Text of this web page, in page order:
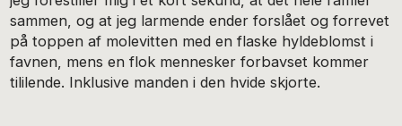
sammen, og at jeg larmende ender forslået og forrevet
på toppen af molevitten med en flaske hyldeblomst i
favnen, mens en flok mennesker forbavset kommer
tililende. Inklusive manden i den hvide skjorte.